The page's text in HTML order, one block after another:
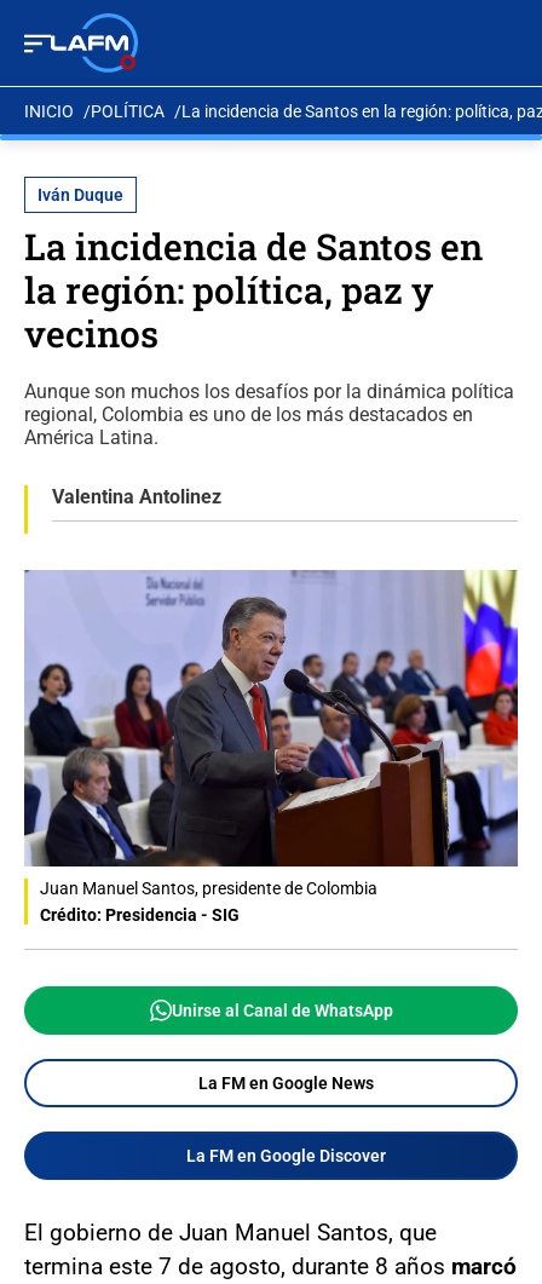
INICIO POLÍTICA La incidencia de Santos en la región: política,
Iván Duque
La incidencia de Santos en
la región: política, paz y
vecinos
Aunque son muchos los desafíos por la dinámica política
regional, Colombia es uno de los más destacados en
América Latina.
Valentina Antolinez
Juan Manuel Santos, presidente de Colombia
Crédito: Presidencia - SIG
Unirse al Canal de WhatsApp
La FM en Google News
La FM en Google Discover
El gobierno de Juan Manuel Santos, que
termina este 7 de agosto, durante 8 años marcó